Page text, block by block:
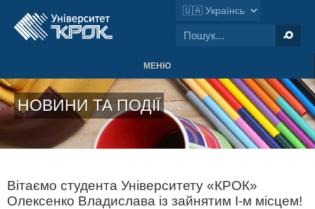
МЕНЮ
НОВИНИ ТА ПОДІЇ
Вітаємо студента Університету «КРОК»
Олексенко Владислава із зайнятим І-м місцем!